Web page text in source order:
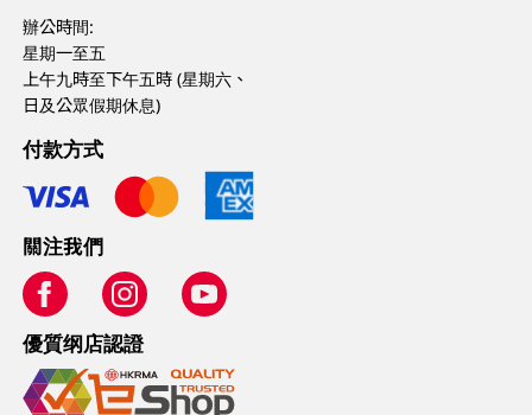
辦公時間:
星期一至五
上午九時至下午五時 (星期六、
日及公眾假期休息)
付款方式
關注我們
優質纲店認證